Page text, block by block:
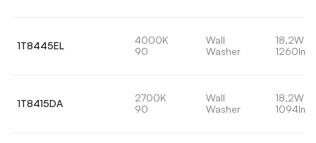
1T8445EL
4000K
90
Wall
Washer
18,2W
1260lm
1T8415DA
2700K
90
Wall
Washer
18,2W
1094lm